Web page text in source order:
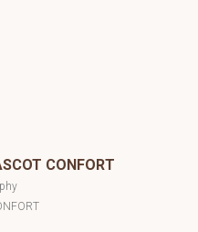
CONFORT